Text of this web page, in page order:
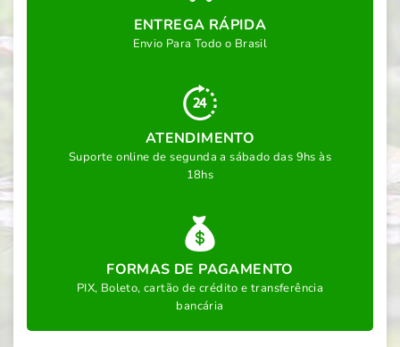
ENTREGA RÁPIDA
Envio Para Todo o Brasil
ATENDIMENTO
Suporte online de segunda a sábado das 9hs às
18hs
FORMAS DE PAGAMENTO
PIX, Boleto, cartão de crédito e transferência
bancária